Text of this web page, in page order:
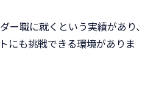
ー職に就くという実績があり、
にも挑戦できる環境がありま